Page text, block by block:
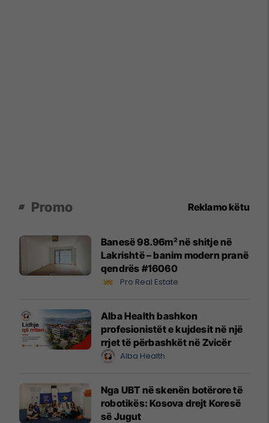
Promo Reklamo këtu
Banesë 98.96m² në shitje në
Lakrishtë – banim modern pranë
qendrës #16060
Pro Real Estate
Alba Health bashkon
profesionistët e kujdesit në një
rrjet të përbashkët në Zvicër
Alba Health
Nga UBT në skenën botërore të
robotikës: Kosova drejt Koresë
së Jugut